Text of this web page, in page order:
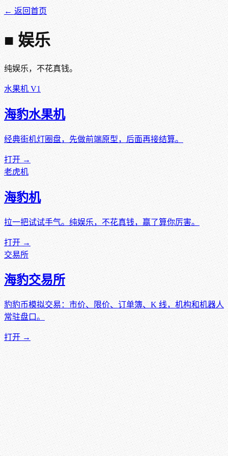
← 返回首页
■ 娱乐
纯娱乐，不花真钱。
水果机 V1
海豹水果机
经典街机灯圈盘，先做前端原型，后面再接结算。
打开 →
老虎机
海豹机
拉一把试试手气。纯娱乐，不花真钱，赢了算你厉害。
打开 →
交易所
海豹交易所
豹豹币模拟交易：市价、限价、订单簿、K 线，机构和机器人
常驻盘口。
打开 →